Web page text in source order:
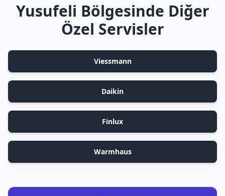
Yusufeli Bölgesinde Diğer
Özel Servisler
Viessmann
Daikin
Finlux
Warmhaus